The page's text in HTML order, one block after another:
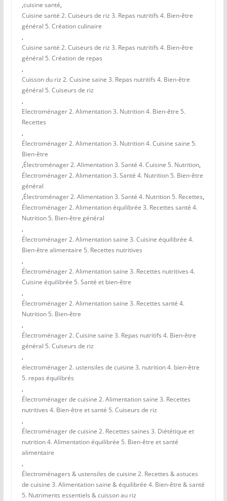
,cuisine santé,
Cuisine santé 2. Cuiseurs de riz 3. Repas nutritifs 4. Bien-être
général 5. Création culinaire
,
Cuisine santé 2. Cuiseurs de riz 3. Repas nutritifs 4. Bien-être
général 5. Création de repas
,
Cuisson du riz 2. Cuisine saine 3. Repas nutritifs 4. Bien-être
général 5. Cuiseurs de riz
,
Electroménager 2. Alimentation 3. Nutrition 4. Bien-être 5.
Recettes
,
Électroménager 2. Alimentation 3. Nutrition 4. Cuisine saine 5.
Bien-être
,Électroménager 2. Alimentation 3. Santé 4. Cuisine 5. Nutrition,
Électroménager 2. Alimentation 3. Santé 4. Nutrition 5. Bien-être
général
,Électroménager 2. Alimentation 3. Santé 4. Nutrition 5. Recettes,
Électroménager 2. Alimentation équilibrée 3. Recettes santé 4.
Nutrition 5. Bien-être général
,
Électroménager 2. Alimentation saine 3. Cuisine équilibrée 4.
Bien-être alimentaire 5. Recettes nutritives
,
Électroménager 2. Alimentation saine 3. Recettes nutritives 4.
Cuisine équilibrée 5. Santé et bien-être
,
Électroménager 2. Alimentation saine 3. Recettes santé 4.
Nutrition 5. Bien-être
,
Électroménager 2. Cuisine saine 3. Repas nutritifs 4. Bien-être
général 5. Cuiseurs de riz
,
électroménager 2. ustensiles de cuisine 3. nutrition 4. bien-être
5. repas équilibrés
,
Électroménager de cuisine 2. Alimentation saine 3. Recettes
nutritives 4. Bien-être et santé 5. Cuiseurs de riz
,
Électroménager de cuisine 2. Recettes saines 3. Diététique et
nutrition 4. Alimentation équilibrée 5. Bien-être et santé
alimentaire
,
Électroménagers & ustensiles de cuisine 2. Recettes & astuces
de cuisine 3. Alimentation saine & équilibrée 4. Bien-être & santé
5. Nutriments essentiels & cuisson au riz